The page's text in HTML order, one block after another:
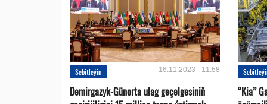
Sebitleýin 16.11.2023 - 11:58
Demirgazyk-Günorta ulag geçelgesiniň
“Kia”